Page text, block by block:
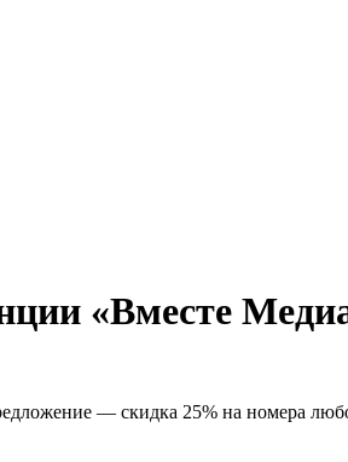
«Вместе
— скидка 25% на номера